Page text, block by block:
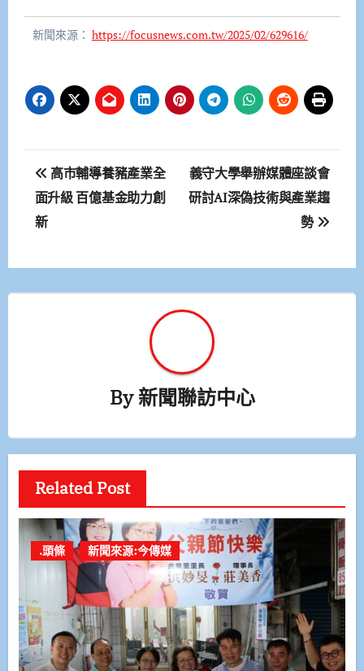
新聞來源： https://focusnews.com.tw/2025/02/629616/
文
章
導
覽
高市輔導養豬產業全
面升級 百億基金助力創
新
義守大學舉辦媒體座談會
研討AI深偽技術與產業趨
勢
By新聞聯訪中心
Related Post
.頭條 新聞來源:今傳媒